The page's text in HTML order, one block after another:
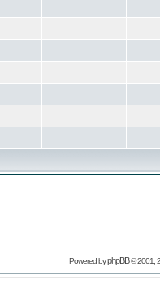
Powered byphpBB© 2001,